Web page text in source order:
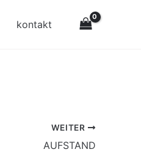
kontakt
WEITER
AUFSTAND